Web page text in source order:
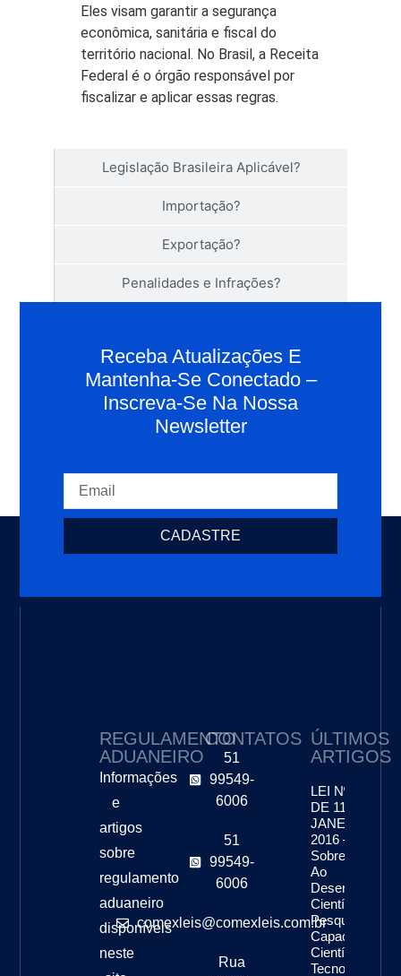
Legislação Brasileira Aplicável?
Importação?
Exportação?
Penalidades e Infrações?
Eles visam garantir a segurança
econômica, sanitária e fiscal do
território nacional. No Brasil, a Receita
Federal é o órgão responsável por
fiscalizar e aplicar essas regras.
Receba Atualizações E
Mantenha-Se Conectado –
Inscreva-Se Na Nossa
Newsletter
CADASTRE
REGULAMENTO
ADUANEIRO
Informações
e
artigos
sobre
regulamento
aduaneiro
disponíveis
neste
CONTATOS
51
99549-
6006
51
99549-
6006
comexleis@comexleis.com.br
Rua
ÚLTIMOS
ARTIGOS
LEI Nº 13.243,
DE 11 DE
JANEIRO DE
2016 – Dispõe
Sobre
Ao
Científico, À
Pesquisa, À
Capacitação
Científica E
Tecnológica E